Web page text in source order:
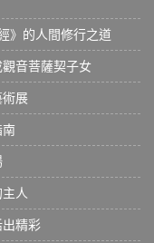
》的人間修行之道
音菩薩契子女
展
人
精彩